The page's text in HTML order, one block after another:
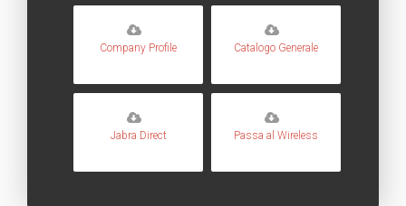
Company Profile Catalogo Generale
Jabra Direct Passa al Wireless